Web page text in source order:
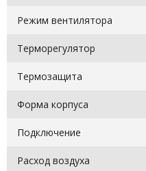
Режим вентилятора
Терморегулятор
Термозащита
Форма корпуса
Подключение
Расход воздуха